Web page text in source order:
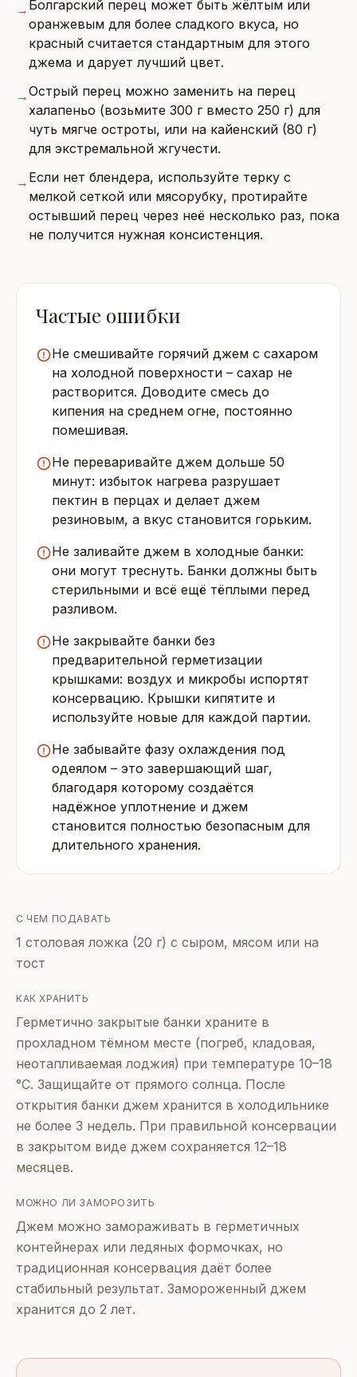
→ Болгарский перец может быть жёлтым или
оранжевым для более сладкого вкуса, но
красный считается стандартным для этого
джема и дарует лучший цвет.
→Острый перец можно заменить на перец
халапеньо (возьмите 300 г вместо 250 г) для
чуть мягче остроты, или на кайенский (80 г)
для экстремальной жгучести.
→ Если нет блендера, используйте терку с
мелкой сеткой или мясорубку, протирайте
остывший перец через неё несколько раз, пока
не получится нужная консистенция.
Частые ошибки
Не смешивайте горячий джем с сахаром
на холодной поверхности – сахар не
растворится. Доводите смесь до
кипения на среднем огне, постоянно
помешивая.
Не переваривайте джем дольше 50
минут: избыток нагрева разрушает
пектин в перцах и делает джем
резиновым, а вкус становится горьким.
Не заливайте джем в холодные банки:
они могут треснуть. Банки должны быть
стерильными и всё ещё тёплыми перед
разливом.
Не закрывайте банки без
предварительной герметизации
крышками: воздух и микробы испортят
консервацию. Крышки кипятите и
используйте новые для каждой партии.
Не забывайте фазу охлаждения под
одеялом – это завершающий шаг,
благодаря которому создаётся
надёжное уплотнение и джем
становится полностью безопасным для
длительного хранения.
С ЧЕМ ПОДАВАТЬ
1 столовая ложка (20 г) с сыром, мясом или на
тост
КАК ХРАНИТЬ
Герметично закрытые банки храните в
прохладном тёмном месте (погреб, кладовая,
неотапливаемая лоджия) при температуре 10–18
°C. Защищайте от прямого солнца. После
открытия банки джем хранится в холодильнике
не более 3 недель. При правильной консервации
в закрытом виде джем сохраняется 12–18
месяцев.
МОЖНО ЛИ ЗАМОРОЗИТЬ
Джем можно замораживать в герметичных
контейнерах или ледяных формочках, но
традиционная консервация даёт более
стабильный результат. Замороженный джем
хранится до 2 лет.